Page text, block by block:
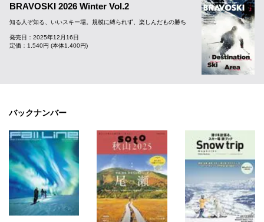
BRAVOSKI 2026 Winter Vol.2
知る人ぞ知る、いいスキー場。規模に縛られず、楽しんだもの勝ち
発売日：2025年12月16日
定価：1,540円 (本体1,400円)
バックナンバー